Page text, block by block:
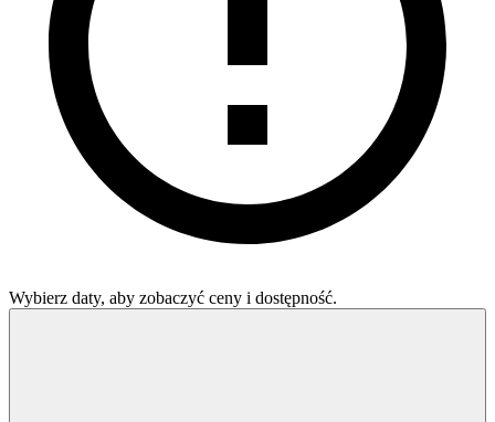
Wybierz daty, aby zobaczyć ceny i dostępność.